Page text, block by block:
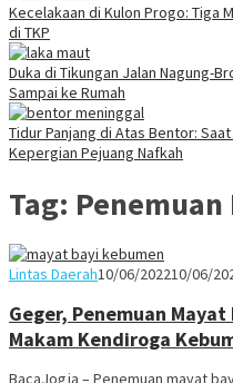
Kecelakaan di Kulon Progo: Tiga
di TKP
Duka di Tikungan Jalan Nagung-
Sampai ke Rumah
Tidur Panjang di Atas Bentor:
Kepergian Pejuang Nafkah
Tag: Penemuan
Lintas DaerahJuno
10/06/202210/06/
Geger, Penemuan
Makam Kendiroga
BacaJogja – Penemuan mayat